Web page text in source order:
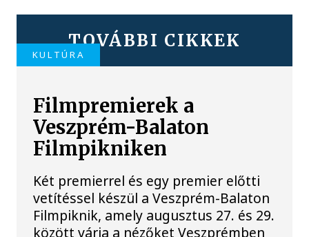
TOVÁBBI CIKKEK
KULTÚRA
Filmpremierek a
Veszprém-Balaton
Filmpikniken
Két premierrel és egy premier előtti
vetítéssel készül a Veszprém-Balaton
Filmpiknik, amely augusztus 27. és 29.
között várja a nézőket Veszprémben